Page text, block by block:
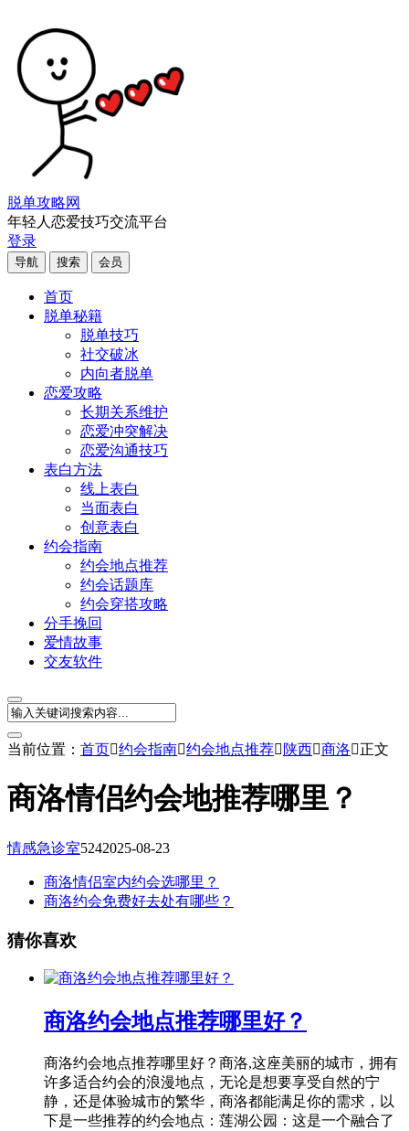
脱单攻略网
年轻人恋爱技巧交流平台
登录
导航 搜索 会员
首页
脱单秘籍
脱单技巧
社交破冰
内向者脱单
恋爱攻略
长期关系维护
恋爱冲突解决
恋爱沟通技巧
表白方法
线上表白
当面表白
创意表白
约会指南
约会地点推荐
约会话题库
约会穿搭攻略
分手挽回
爱情故事
交友软件
当前位置： 首页约会指南约会地点推荐 陕西商洛正文
商洛情侣约会地推荐哪里？
情感急诊室5242025-08-23
商洛情侣室内约会选哪里？
商洛约会免费好去处有哪些？
猜你喜欢
商洛约会地点推荐哪里好？
商洛约会地点推荐哪里好？商洛,这座美丽的城市，拥有
许多适合约会的浪漫地点，无论是想要享受自然的宁
静，还是体验城市的繁华，商洛都能满足你的需求，以
下是一些推荐的约会地点：莲湖公园：这是一个融合了